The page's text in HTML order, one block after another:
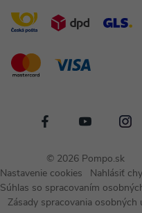
© 2026 Pompo.sk
Nastavenie cookies
Nahlásiť
Súhlas so spracovaním
Zásady spracovania osobných